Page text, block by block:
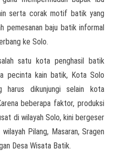
serta corak motif batik yang
pemesanan baju batik informal
ke Solo.
satu kota penghasil batik
pecinta kain batik, Kota Solo
harus dikunjungi selain kota
beberapa faktor, produksi
di wilayah Solo, kini bergeser
Pilang, Masaran, Sragen
Desa Wisata Batik.